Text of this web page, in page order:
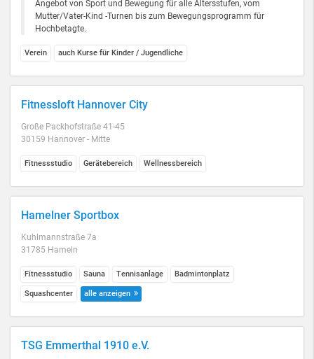
Angebot von Sport und Bewegung für alle Altersstufen, vom
Mutter/Vater-Kind -Turnen bis zum Bewegungsprogramm für
Hochbetagte.
Verein auch Kurse für Kinder / Jugendliche
Fitnessloft Hannover City
Große Packhofstraße 41-45
30159 Hannover - Mitte
Fitnessstudio Gerätebereich Wellnessbereich
Hamelner Sportbox
Kuhlmannstraße 7a
31785 Hameln
Fitnessstudio Sauna Tennisanlage Badmintonplatz
Squashcenter alle anzeigen
TSG Emmerthal 1910 e.V.